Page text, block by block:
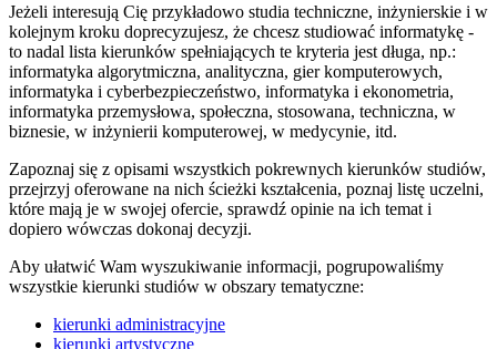
Jeżeli interesują Cię przykładowo studia techniczne, inżynierskie i w
kolejnym kroku doprecyzujesz, że chcesz studiować informatykę -
to nadal lista kierunków spełniających te kryteria jest długa, np.:
informatyka algorytmiczna, analityczna, gier komputerowych,
informatyka i cyberbezpieczeństwo, informatyka i ekonometria,
informatyka przemysłowa, społeczna, stosowana, techniczna, w
biznesie, w inżynierii komputerowej, w medycynie, itd.
Zapoznaj się z opisami wszystkich pokrewnych kierunków studiów,
przejrzyj oferowane na nich ścieżki kształcenia, poznaj listę uczelni,
które mają je w swojej ofercie, sprawdź opinie na ich temat i
dopiero wówczas dokonaj decyzji.
Aby ułatwić Wam wyszukiwanie informacji, pogrupowaliśmy
wszystkie kierunki studiów w obszary tematyczne:
kierunki administracyjne
kierunki artystyczne